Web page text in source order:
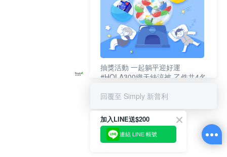
抽獎活動 一起躺平迎好運
#HOLA300織天絲涼被-乙件共4名
回覆至 Simply 新普利
加入LINE送$200
連結 LINE 帳號